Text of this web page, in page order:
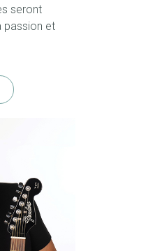
seront
passion et